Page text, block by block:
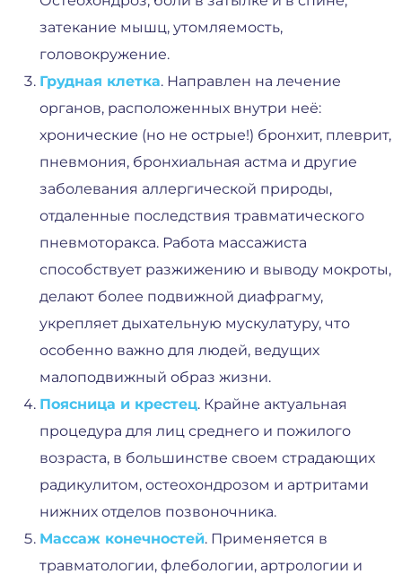
затекание мышц, утомляемость,
головокружение.
Грудная клетка. Направлен на лечение
органов, расположенных внутри неё:
хронические (но не острые!) бронхит, плеврит,
пневмония, бронхиальная астма и другие
заболевания аллергической природы,
отдаленные последствия травматического
пневмоторакса. Работа массажиста
способствует разжижению и выводу мокроты,
делают более подвижной диафрагму,
укрепляет дыхательную мускулатуру, что
особенно важно для людей, ведущих
малоподвижный образ жизни.
Поясница и крестец. Крайне актуальная
процедура для лиц среднего и пожилого
возраста, в большинстве своем страдающих
радикулитом, остеохондрозом и артритами
нижних отделов позвоночника.
Массаж конечностей. Применяется в
травматологии, флебологии, артрологии и